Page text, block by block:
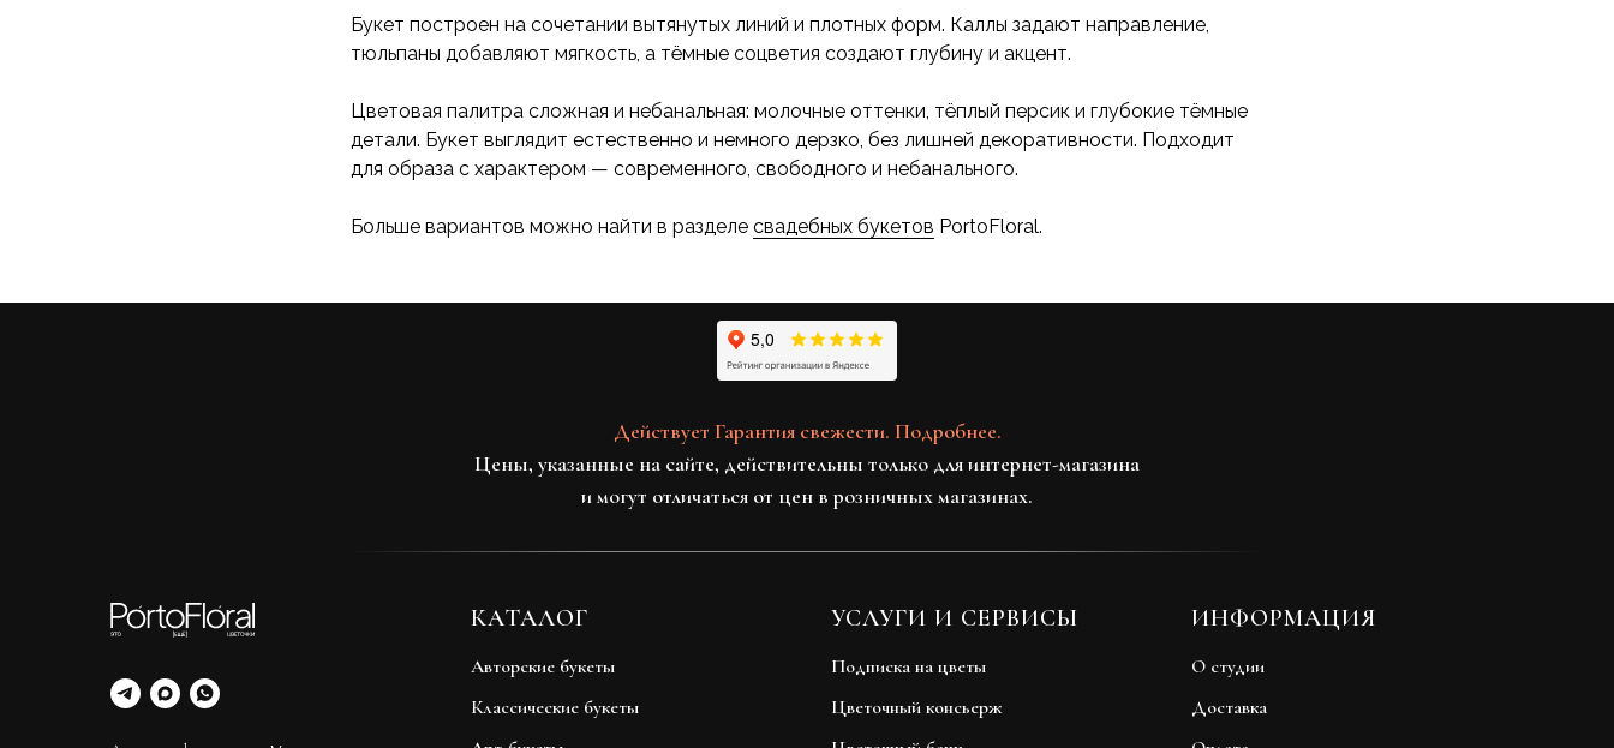
Букет построен на сочетании вытянутых линий и плотных форм. Каллы задают направление,
тюльпаны добавляют мягкость, а тёмные соцветия создают глубину и акцент.
Цветовая палитра сложная и небанальная: молочные оттенки, тёплый персик и глубокие тёмные
детали. Букет выглядит естественно и немного дерзко, без лишней декоративности. Подходит
для образа с характером — современного, свободного и небанального.
Больше вариантов можно найти в разделе свадебных букетов PortoFloral.
Действует Гарантия свежести. Подробнее.
Цены, указанные на сайте, действительны только для интернет-магазина
и могут отличаться от цен в розничных магазинах.
КАТАЛОГ
Авторские букеты
Классические букеты
УСЛУГИ И СЕРВИСЫ
Подписка на цветы
Цветочный консьерж
ИНФОРМАЦИЯ
О студии
Доставка